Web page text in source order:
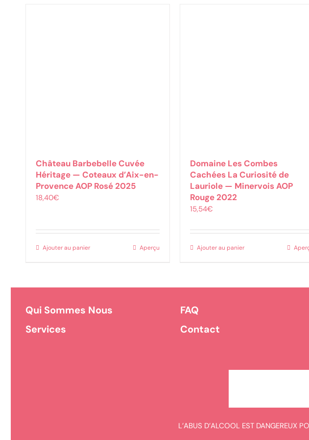
Château Barbebelle Cuvée
Héritage — Coteaux d’Aix-en-
Provence AOP Rosé 2025
18,40€
Ajouter au panier Aperçu
Domaine Les Combes
Cachées La Curiosité de
Lauriole — Minervois AOP
Rouge 2022
15,54€
Ajouter au panier
Qui Sommes Nous
Services
FAQ
Contact
L’ABUS D’ALCOOL EST DANGEREUX